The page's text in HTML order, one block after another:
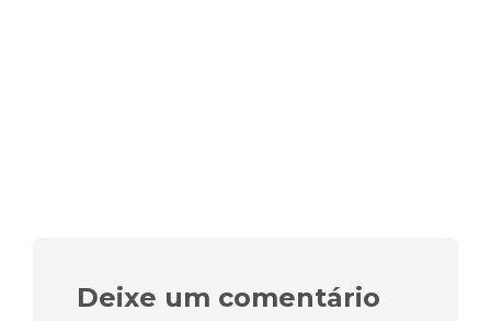
Deixe um comentário